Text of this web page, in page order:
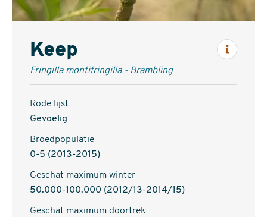
Keep
Fringilla montifringilla - Brambling
Rode lijst
Gevoelig
Broedpopulatie
0-5 (2013-2015)
Geschat maximum winter
50.000-100.000 (2012/13-2014/15)
Geschat maximum doortrek